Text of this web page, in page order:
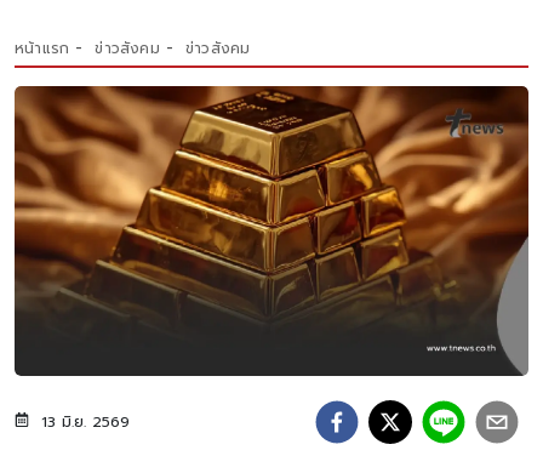
หน้าแรก ข่าวสังคม ข่าวสังคม
13 มิ.ย. 2569